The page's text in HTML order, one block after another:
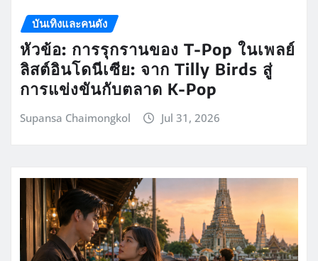
บันเทิงและคนดัง
หัวข้อ: การรุกรานของ T-Pop ในเพลย์
ลิสต์อินโดนีเซีย: จาก Tilly Birds สู่
การแข่งขันกับตลาด K-Pop
Supansa Chaimongkol Jul 31, 2026